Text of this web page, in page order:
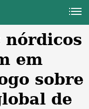
nórdicos
em
sobre
de